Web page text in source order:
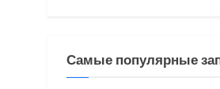
Самые популярные